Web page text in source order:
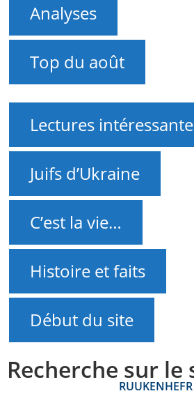
Analyses
Top du août
Lectures
Juifs d’Ukraine
C’est la vie…
Histoire et faits
Début du site
Recherche sur le
RUUKENHEFR